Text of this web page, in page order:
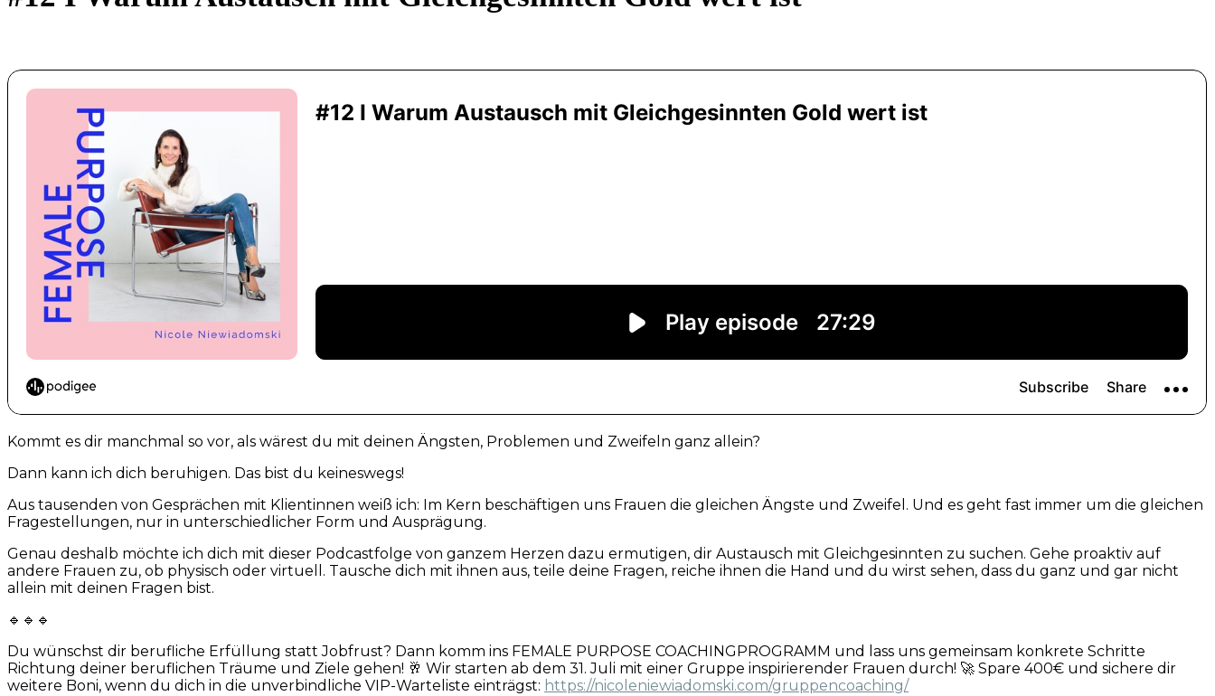
Kommt es dir manchmal so vor, als wärest du mit deinen Ängsten, Problemen und Zweifeln ganz allein?
Dann kann ich dich beruhigen. Das bist du keineswegs!
Aus tausenden von Gesprächen mit Klientinnen weiß ich: Im Kern beschäftigen uns Frauen die gleichen Ängste und Zweifel. Und es geht fast immer um die gleichen
Fragestellungen, nur in unterschiedlicher Form und Ausprägung.
Genau deshalb möchte ich dich mit dieser Podcastfolge von ganzem Herzen dazu ermutigen, dir Austausch mit Gleichgesinnten zu suchen. Gehe proaktiv auf
andere Frauen zu, ob physisch oder virtuell. Tausche dich mit ihnen aus, teile deine Fragen, reiche ihnen die Hand und du wirst sehen, dass du ganz und gar nicht
allein mit deinen Fragen bist.
🔹🔹🔹
Du wünschst dir berufliche Erfüllung statt Jobfrust? Dann komm ins FEMALE PURPOSE COACHINGPROGRAMM und lass uns gemeinsam konkrete Schritte
Richtung deiner beruflichen Träume und Ziele gehen! 🥂 Wir starten ab dem 31. Juli mit einer Gruppe inspirierender Frauen durch! 🚀 Spare 400€ und sichere dir
weitere Boni, wenn du dich in die unverbindliche VIP-Warteliste einträgst: https://nicoleniewiadomski.com/gruppencoaching/